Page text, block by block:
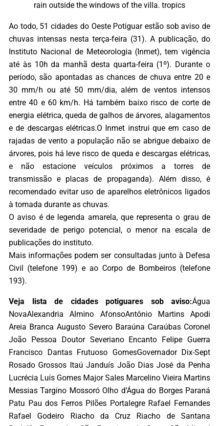
rain outside the windows of the villa. tropics
Ao todo, 51 cidades do Oeste Potiguar estão sob aviso de
chuvas intensas nesta terça-feira (31). A publicação, do
Instituto Nacional de Meteorologia (Inmet), tem vigência
até às 10h da manhã desta quarta-feira (1º). Durante o
período, são apontadas as chances de chuva entre 20 e
30 mm/h ou até 50 mm/dia, além de ventos intensos
entre 40 e 60 km/h. Há também baixo risco de corte de
energia elétrica, queda de galhos de árvores, alagamentos
e de descargas elétricas.O Inmet instrui que em caso de
rajadas de vento a população não se abrigue debaixo de
árvores, pois há leve risco de queda e descargas elétricas,
e não estacione veículos próximos a torres de
transmissão e placas de propaganda). Além disso, é
recomendado evitar uso de aparelhos eletrônicos ligados
à tomada durante as chuvas.
O aviso é de legenda amarela, que representa o grau de
severidade de perigo potencial, o menor na escala de
publicações do instituto.
Mais informações podem ser consultadas junto à Defesa
Civil (telefone 199) e ao Corpo de Bombeiros (telefone
193).
Veja lista de cidades potiguares sob aviso:Água
NovaAlexandria Almino AfonsoAntônio Martins Apodi
Areia Branca Augusto Severo Baraúna Caraúbas Coronel
João Pessoa Doutor Severiano Encanto Felipe Guerra
Francisco Dantas Frutuoso GomesGovernador Dix-Sept
Rosado Grossos Itaú Janduís João Dias José da Penha
Lucrécia Luís Gomes Major Sales Marcelino Vieira Martins
Messias Targino Mossoró Olho d’Água do Borges Paraná
Patu Pau dos Ferros Pilões Portalegre Rafael Fernandes
Rafael Godeiro Riacho da Cruz Riacho de Santana